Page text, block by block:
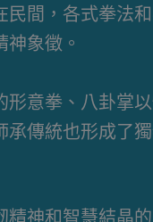
間，各式拳法
象徵。
意拳、八卦掌
傳統也形成了